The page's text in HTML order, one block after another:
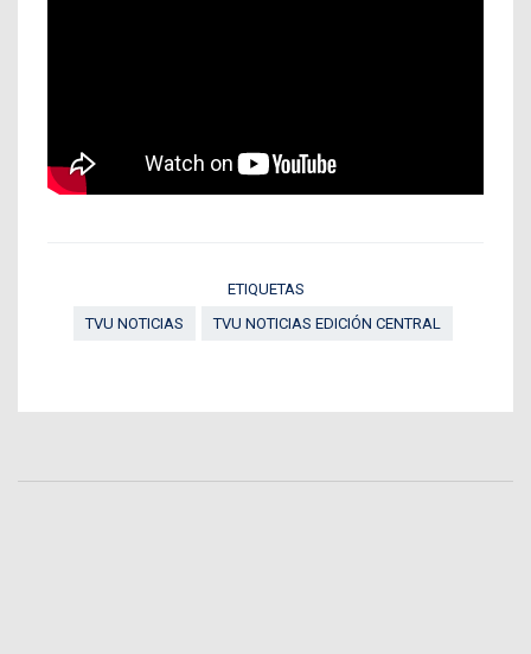
ETIQUETAS
TVU NOTICIAS
TVU NOTICIAS EDICIÓN CENTRAL